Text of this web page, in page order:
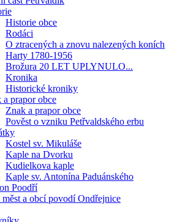
Historie obce
Rodáci
O ztracených a znovu nalezených koních
Harty 1780-1956
Brožura 20 LET UPLYNULO...
Kronika
Historické kroniky
a prapor obce
Znak a prapor obce
Pověst o vzniku Petřvaldského erbu
Kostel sv. Mikuláše
Kaple na Dvorku
Kudielkova kaple
Kaple sv. Antonína Paduánského
Poodří
měst a obcí povodí Ondřejnice